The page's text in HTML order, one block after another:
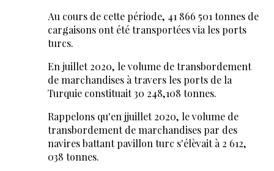
Au cours de cette période, 41 866 501 tonnes de
cargaisons ont été transportées via les ports
turcs.
En juillet 2020, le volume de transbordement
de marchandises à travers les ports de la
Turquie constituait 30 248,108 tonnes.
Rappelons qu'en jjuillet 2020, le volume de
transbordement de marchandises par des
navires battant pavillon turc s'élèvait à 2 612,
038 tonnes.